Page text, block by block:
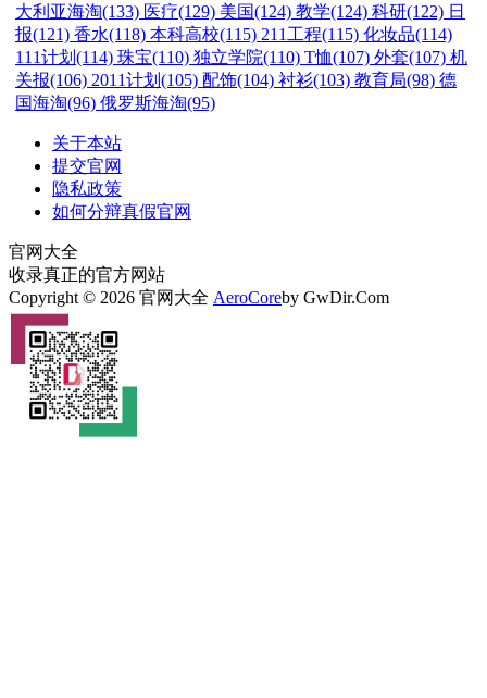
大利亚海淘(133) 医疗(129) 美国(124) 教学(124) 科研(122) 日
报(121) 香水(118) 本科高校(115) 211工程(115) 化妆品(114)
111计划(114) 珠宝(110) 独立学院(110) T恤(107) 外套(107) 机
关报(106) 2011计划(105) 配饰(104) 衬衫(103) 教育局(98) 德
国海淘(96) 俄罗斯海淘(95)
关于本站
提交官网
隐私政策
如何分辩真假官网
官网大全
收录真正的官方网站
Copyright © 2026 官网大全 AeroCoreby GwDir.Com